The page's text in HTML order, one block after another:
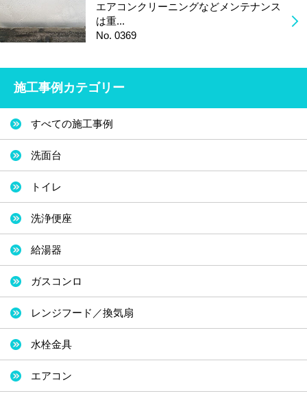
エアコンクリーニングなどメンテナンス
は重...
No. 0369
施工事例カテゴリー
すべての施工事例
洗面台
トイレ
洗浄便座
給湯器
ガスコンロ
レンジフード／換気扇
水栓金具
エアコン